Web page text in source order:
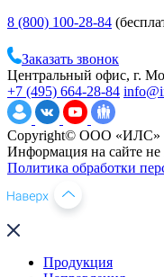
8 (800) 100-28-84
Заказать звонок
Центральный офис, г.
+7 (495) 664-28-84
Copyright© ООО «ИЛС»
Информация на сайте не
Политика обработки
Продукция